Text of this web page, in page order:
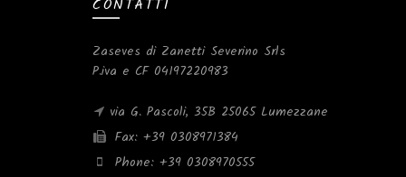
CONTATTI
Zaseves di Zanetti Severino Srls
P.iva e CF 04197220983
via G. Pascoli, 35B 25065 Lumezzane
Fax: +39 0308971384
Phone: +39 0308970555